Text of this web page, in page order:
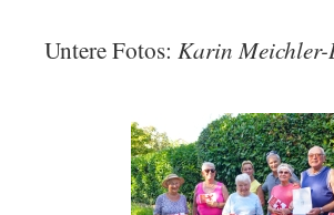
Untere Fotos: Karin